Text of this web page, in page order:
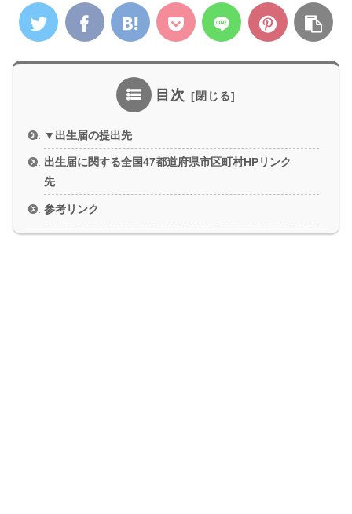
目次
▼出生届の提出先
出生届に関する全国47都道府県市区町村HPリンク
先
参考リンク